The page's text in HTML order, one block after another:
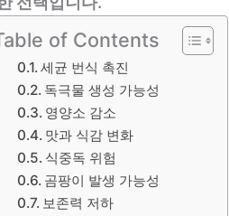
of Contents
세균 번식 촉진
독극물 생성 가능성
영양소 감소
맛과 식감 변화
식중독 위험
곰팡이 발생 가능성
보존력 저하